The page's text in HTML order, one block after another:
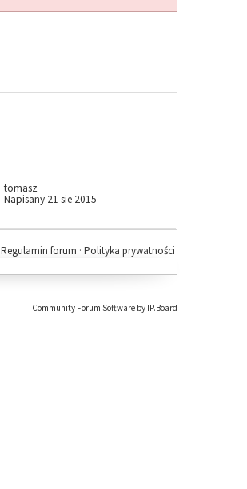
tomasz
Napisany 21 sie 2015
Polityka prywatności
Regulamin forum ·
Community Forum Software by IP.Board